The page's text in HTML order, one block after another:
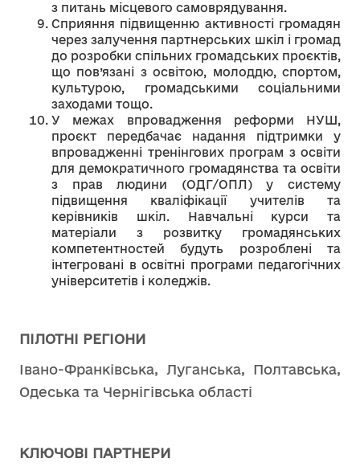
з питань місцевого самоврядування.
Сприяння підвищенню активності громадян
через залучення партнерських шкіл і громад
до розробки спільних громадських проєктів,
що пов’язані з освітою, молоддю, спортом,
культурою, громадськими соціальними
заходами тощо.
У межах впровадження реформи НУШ,
проєкт передбачає надання підтримки у
впровадженні тренінгових програм з освіти
для демократичного громадянства та освіти
з прав людини (ОДГ/ОПЛ) у систему
підвищення кваліфікації учителів та
керівників шкіл. Навчальні курси та
матеріали з розвитку громадянських
компетентностей будуть розроблені та
інтегровані в освітні програми педагогічних
університетів і коледжів.
ПІЛОТНІ РЕГІОНИ
Івано-Франківська, Луганська, Полтавська,
Одеська та Чернігівська області
КЛЮЧОВІ ПАРТНЕРИ